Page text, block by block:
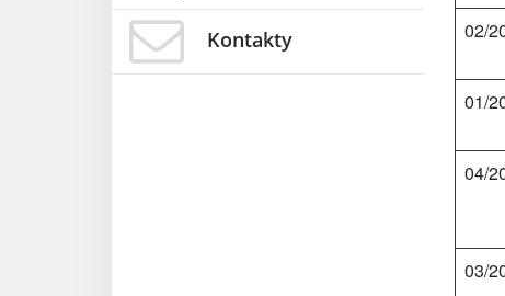
Kontakty
02/
01/
04/
03/